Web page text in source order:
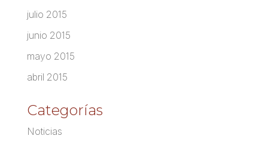
julio 2015
junio 2015
mayo 2015
abril 2015
Categorías
Noticias